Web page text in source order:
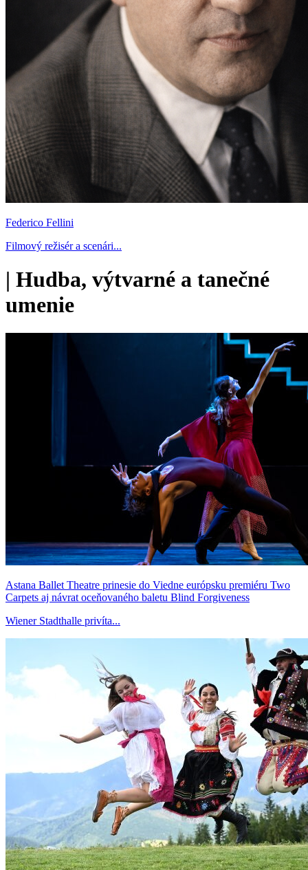
Federico Fellini
Filmový režisér a scenári...
| Hudba, výtvarné a tanečné
umenie
Astana Ballet Theatre prinesie do Viedne európsku premiéru Two
Carpets aj návrat oceňovaného baletu Blind Forgiveness
Wiener Stadthalle privíta...